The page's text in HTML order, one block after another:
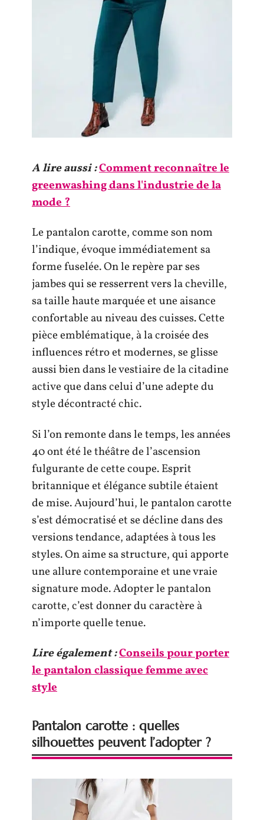
A lire aussi :Comment reconnaître le
greenwashing dans l'industrie de la
mode ?
Le pantalon carotte, comme son nom
l’indique, évoque immédiatement sa
forme fuselée. On le repère par ses
jambes qui se resserrent vers la cheville,
sa taille haute marquée et une aisance
confortable au niveau des cuisses. Cette
pièce emblématique, à la croisée des
influences rétro et modernes, se glisse
aussi bien dans le vestiaire de la citadine
active que dans celui d’une adepte du
style décontracté chic.
Si l’on remonte dans le temps, les années
40 ont été le théâtre de l’ascension
fulgurante de cette coupe. Esprit
britannique et élégance subtile étaient
de mise. Aujourd’hui, le pantalon carotte
s’est démocratisé et se décline dans des
versions tendance, adaptées à tous les
styles. On aime sa structure, qui apporte
une allure contemporaine et une vraie
signature mode. Adopter le pantalon
carotte, c’est donner du caractère à
n’importe quelle tenue.
Lire également :Conseils pour porter
le pantalon classique femme avec
style
Pantalon carotte : quelles
silhouettes peuvent l’adopter ?